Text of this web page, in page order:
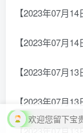
【2023年07月
【2023年07月
【2023年07月
【2023年07月
欢迎您留下宝